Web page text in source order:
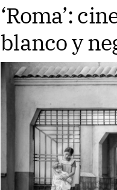
‘Roma’:
blanco y